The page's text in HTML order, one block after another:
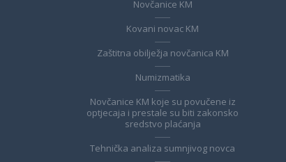
Novčanice KM
Kovani novac KM
Zaštitna obilježja novčanica KM
Numizmatika
Novčanice KM koje su povučene iz
optjecaja i prestale su biti zakonsko
sredstvo plaćanja
Tehnička analiza sumnjivog novca